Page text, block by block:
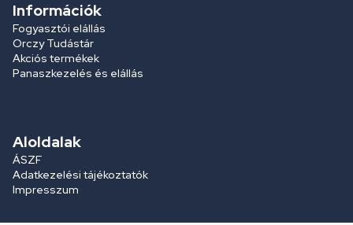
Információk
Fogyasztói elállás
Orczy Tudástár
Akciós termékek
Panaszkezelés és elállás
Aloldalak
ÁSZF
Adatkezelési tájékoztatók
Impresszum